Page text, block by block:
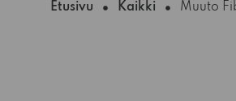
Etusivu Kaikki Muuto